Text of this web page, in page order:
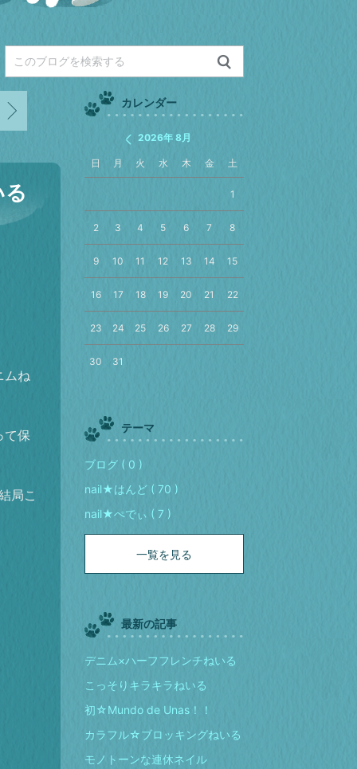
ムね
て保
局こ
カレンダー
2026年 8月
日 月 火 水 木 金 土
1
2 3 4 5 6 7 8
9 10 11 12 13 14 15
16 17 18 19 20 21 22
23 24 25 26 27 28 29
30 31
テーマ
ブログ ( 0 )
nail★はんど ( 70 )
nail★ぺでぃ ( 7 )
一覧を見る
最新の記事
デニム×ハーフフレンチねいる
こっそりキラキラねいる
初☆Mundo de Unas！！
カラフル☆ブロッキングねいる
モノトーンな連休ネイル